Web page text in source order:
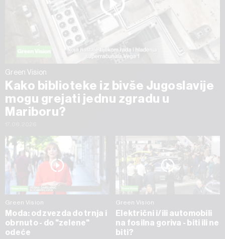
Green Vision
Kako biblioteke iz bivše Jugoslavije
mogu grejati jednu zgradu u
Mariboru?
Green Vision
Moda: od zvezda do trnja i
obrnuto - do "zelene"
odeće
Green Vision
Električni i/ili automobili
na fosilna goriva - biti ili ne
biti?